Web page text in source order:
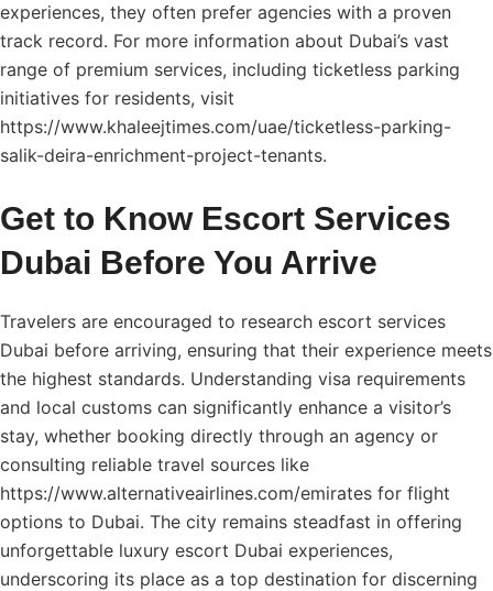
experiences, they often prefer agencies with a proven
track record. For more information about Dubai’s vast
range of premium services, including ticketless parking
initiatives for residents, visit
https://www.khaleejtimes.com/uae/ticketless-parking-
salik-deira-enrichment-project-tenants.
Get to Know Escort Services
Dubai Before You Arrive
Travelers are encouraged to research escort services
Dubai before arriving, ensuring that their experience meets
the highest standards. Understanding visa requirements
and local customs can significantly enhance a visitor’s
stay, whether booking directly through an agency or
consulting reliable travel sources like
https://www.alternativeairlines.com/emirates for flight
options to Dubai. The city remains steadfast in offering
unforgettable luxury escort Dubai experiences,
underscoring its place as a top destination for discerning